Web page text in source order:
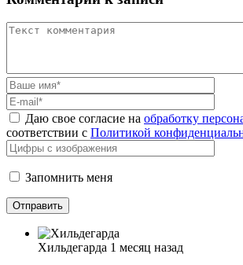
Даю свое согласие на обработку
соответствии с Политикой
Запомнить меня
Хильдегарда 1 месяц назад